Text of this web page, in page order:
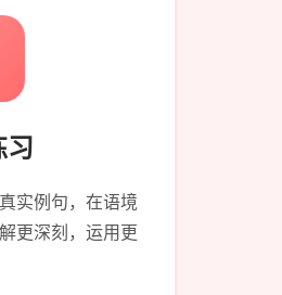
习
实例句，在语境
更深刻，运用更